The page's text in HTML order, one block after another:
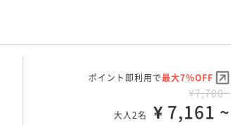
ポイント即利用で最大7％OFF
¥7,700~
大人2名 ¥ 7,161 ~